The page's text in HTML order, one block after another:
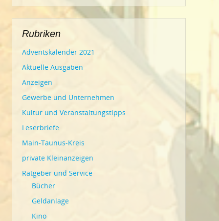
Rubriken
Adventskalender 2021
Aktuelle Ausgaben
Anzeigen
Gewerbe und Unternehmen
Kultur und Veranstaltungstipps
Leserbriefe
Main-Taunus-Kreis
private Kleinanzeigen
Ratgeber und Service
Bücher
Geldanlage
Kino